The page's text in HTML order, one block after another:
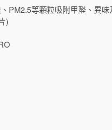
PM2.5等顆粒吸附甲醛、異
)